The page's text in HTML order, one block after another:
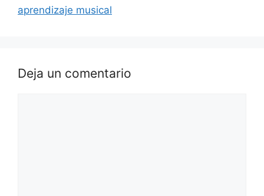
aprendizaje musical
Deja un comentario